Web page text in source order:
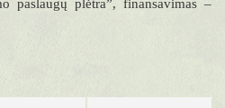
paslaugų plėtra”, finansavimas –